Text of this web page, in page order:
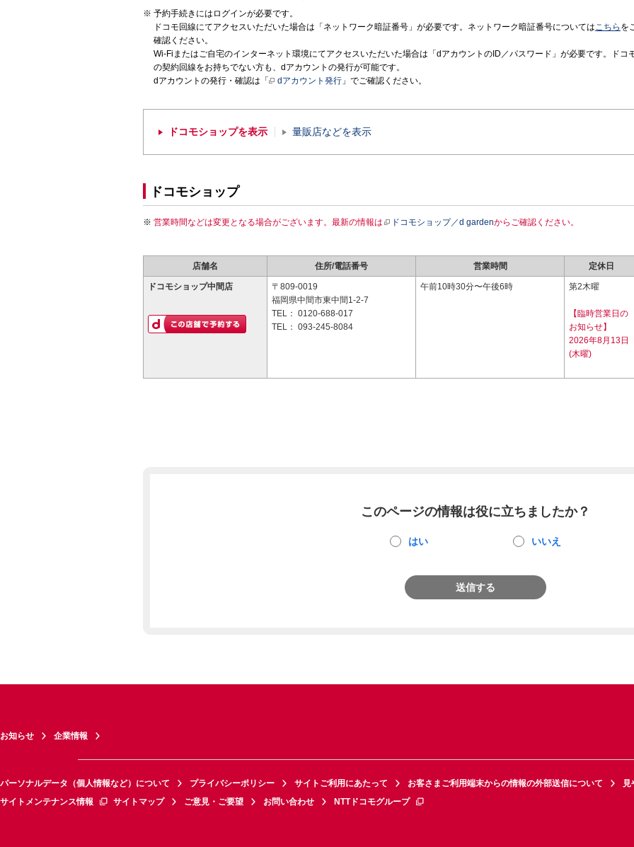
予約手続きにはログインが必要です。
ドコモ回線にてアクセスいただいた場合は「ネットワーク暗証番号」が必要です。ネットワーク暗証番号についてはこちら を
確認ください。
Wi-Fiまたはご自宅のインターネット環境にてアクセスいただいた場合は「dアカウントのID／パスワード」が必要です。ドコ
の契約回線をお持ちでない方も、dアカウントの発行が可能です。
dアカウントの発行・確認は「
dアカウント発行 」でご確認ください。
ドコモショップを表示 量販店などを表示
ドコモショップ
営業時間などは変更となる場合がございます。最新の情報は ドコモショップ／d gardenからご確認ください。
店舗名 住所/電話番号 営業時間 定休日
ドコモショップ中間店
〒809-0019
福岡県中間市東中間1-2-7
TEL： 0120-688-017
TEL： 093-245-8084
午前10時30分〜午後6時 第2木曜
【臨時営業日の
お知らせ】
2026年8月13日
(木曜)
このページの情報は役に立ちましたか？
はい いいえ
送信する
お知らせ 企業情報
パーソナルデータ（個人情報など）について プライバシーポリシー サイトご利用にあたって お客さまご利用端末からの情報の外部送信について
見
サイトメンテナンス情報
サイトマップ ご意見・ご要望 お問い合わせ NTTドコモグループ